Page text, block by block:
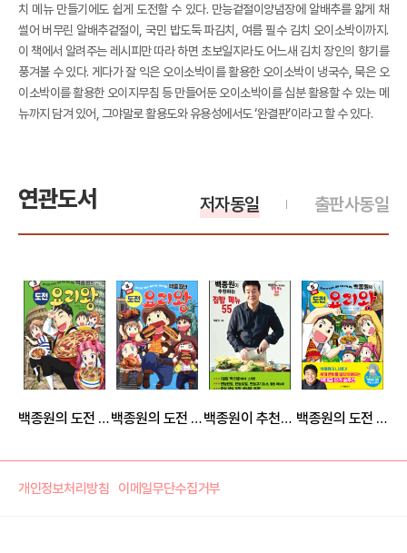
치 메뉴 만들기에도 쉽게 도전할 수 있다. 만능겉절이양념장에 알배추를 얇게 채
썰어 버무린 알배추겉절이, 국민 밥도둑 파김치, 여름 필수 김치 오이소박이까지.
이 책에서 알려주는 레시피만 따라 하면 초보일지라도 어느새 김치 장인의 향기를
풍겨볼 수 있다. 게다가 잘 익은 오이소박이를 활용한 오이소박이 냉국수, 묵은 오
이소박이를 활용한 오이지무침 등 만들어둔 오이소박이를 십분 활용할 수 있는 메
뉴까지 담겨 있어, 그야말로 활용도와 유용성에서도 ‘완결판’이라고 할 수 있다.
연관도서 출판사동일
저자동일
백종원의 도전 요리왕 3 이탈리아 백종원의 도전 요리왕 4 미국 백종원이 추천하는 집밥 메뉴 55 백종원의 도전 요리왕 5 태국
개인정보처리방침 이메일무단수집거부